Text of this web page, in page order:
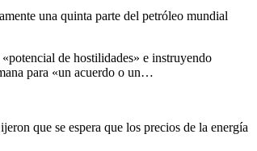
una quinta parte del petróleo mundial
de hostilidades» e instruyendo
para «un acuerdo o un…
que se espera que los precios de la energía